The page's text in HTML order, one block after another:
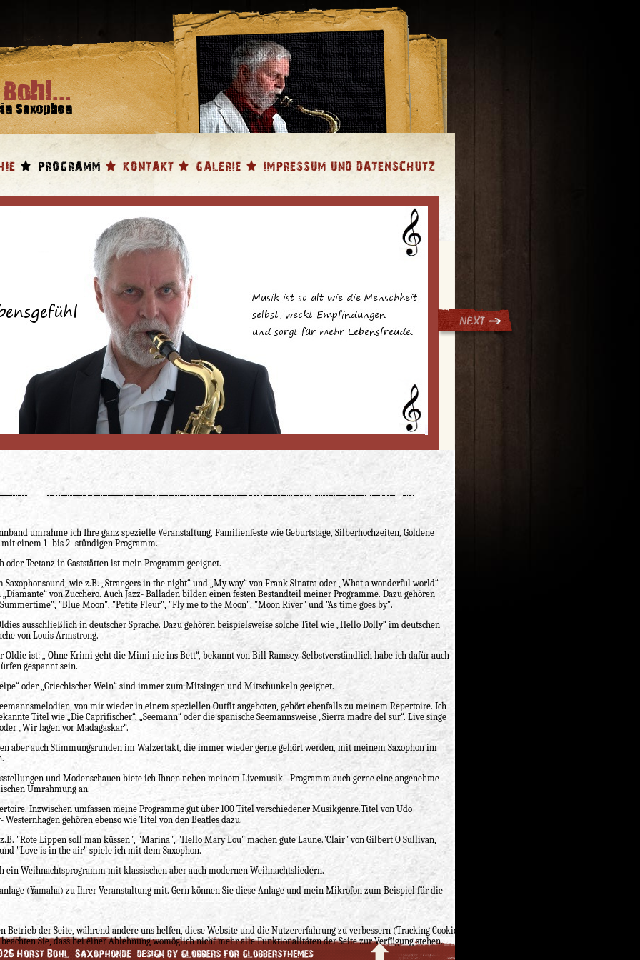
umrahme ich Ihre ganz spezielle Veranstaltung, Familienfeste wie Geburtstage, Silberhochzeiten, Goldene
einem 1- bis 2- stündigen Programm.
Teetanz in Gaststätten ist mein Programm geeignet.
wie z.B. „Strangers in the night“ und „My way“ von Frank Sinatra oder „What a wonderful world“
von Zucchero. Auch Jazz- Balladen bilden einen festen Bestandteil meiner Programme. Dazu gehören
"Blue Moon", "Petite Fleur", "Fly me to the Moon", "Moon River" und "As time goes by".
ausschließlich in deutscher Sprache. Dazu gehören beispielsweise solche Titel wie „Hello Dolly“ im deutschen
von Louis Armstrong.
ist: „ Ohne Krimi geht die Mimi nie ins Bett“, bekannt von Bill Ramsey. Selbstverständlich habe ich dafür auch
gespannt sein.
oder „Griechischer Wein“ sind immer zum Mitsingen und Mitschunkeln geeignet.
von mir wieder in einem speziellen Outfit angeboten, gehört ebenfalls zu meinem Repertoire. Ich
Titel wie „Die Caprifischer“, „Seemann“ oder die spanische Seemannsweise „Sierra madre del sur“. Live singe
„Wir lagen vor Madagaskar“.
aber auch Stimmungsrunden im Walzertakt, die immer wieder gerne gehört werden, mit meinem Saxophon im
und Modenschauen biete ich Ihnen neben meinem Livemusik - Programm auch gerne eine angenehme
Umrahmung an.
Inzwischen umfassen meine Programme gut über 100 Titel verschiedener Musikgenre.Titel von Udo
gehören ebenso wie Titel von den Beatles dazu.
"Rote Lippen soll man küssen", "Marina", "Hello Mary Lou" machen gute Laune."Clair" von Gilbert O Sullivan,
"Love is in the air" spiele ich mit dem Saxophon.
ein Weihnachtsprogramm mit klassischen aber auch modernen Weihnachtsliedern.
(Yamaha) zu Ihrer Veranstaltung mit. Gern können Sie diese Anlage und mein Mikrofon zum Beispiel für die
der Seite, während andere uns helfen, diese Website und die Nutzererfahrung zu verbessern (Tracking Cookies). Sie können selbst entscheiden, ob Sie die
Sie, dass bei einer Ablehnung womöglich nicht mehr alle Funktionalitäten der Seite zur Verfügung stehen.